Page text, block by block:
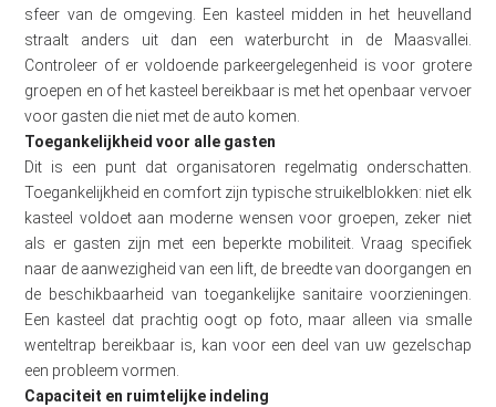
sfeer van de omgeving. Een kasteel midden in het heuvelland
straalt anders uit dan een waterburcht in de Maasvallei.
Controleer of er voldoende parkeergelegenheid is voor grotere
groepen en of het kasteel bereikbaar is met het openbaar vervoer
voor gasten die niet met de auto komen.
Toegankelijkheid voor alle gasten
Dit is een punt dat organisatoren regelmatig onderschatten.
Toegankelijkheid en comfort zijn typische struikelblokken: niet elk
kasteel voldoet aan moderne wensen voor groepen, zeker niet
als er gasten zijn met een beperkte mobiliteit. Vraag specifiek
naar de aanwezigheid van een lift, de breedte van doorgangen en
de beschikbaarheid van toegankelijke sanitaire voorzieningen.
Een kasteel dat prachtig oogt op foto, maar alleen via smalle
wenteltrap bereikbaar is, kan voor een deel van uw gezelschap
een probleem vormen.
Capaciteit en ruimtelijke indeling